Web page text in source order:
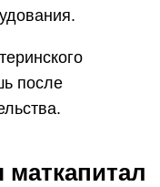
после
маткапитал